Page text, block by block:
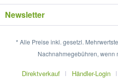
Newsletter
* Alle Preise inkl. gesetzl.
Nachnahmegebühren, wenn
Direktverkauf Händler-Login